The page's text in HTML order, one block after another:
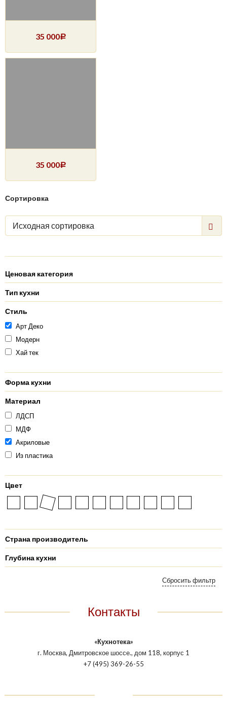
35 000Р
35 000Р
Сортировка
Исходная сортировка
Ценовая категория
Тип кухни
Стиль
Арт Деко
Модерн
Хай тек
Форма кухни
Материал
ЛДСП
МДФ
Акриловые
Из пластика
Цвет
Страна производитель
Глубина кухни
Контакты
«Кухнотека»
г. Москва, Дмитровское шоссе., дом 118, корпус 1
+7 (495) 369-26-55